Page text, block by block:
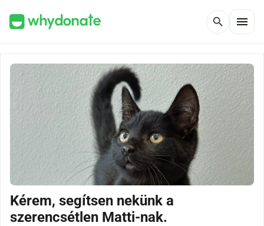
search menu
Kérem, segítsen nekünk a
szerencsétlen Matti-nak.